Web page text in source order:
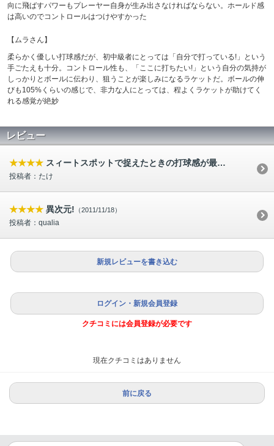
向に飛ばすパワーもプレーヤー自身が生み出さなければならない。ホールド感
は高いのでコントロールはつけやすかった
【ムラさん】
柔らかく優しい打球感だが、初中級者にとっては「自分で打っている!」という
手ごたえも十分。コントロール性も、「ここに打ちたい!」という自分の気持が
しっかりとボールに伝わり、狙うことが楽しみになるラケットだ。ボールの伸
びも105%くらいの感じで、非力な人にとっては、程よくラケットが助けてく
れる感覚が絶妙
レビュー
★★★★ スィートスポットで捉えたときの打球感が最高です。 （
投稿者：たけ
★★★★ 異次元! （2011/11/18）
投稿者：qualia
新規レビューを書き込む
ログイン・新規会員登録
クチコミには会員登録が必要です
現在クチコミはありません
前に戻る